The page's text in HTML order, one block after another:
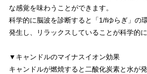
な感覚を味わうことができます。
科学的に脳波を診断すると「1/fゆらぎ」の
発生し、リラックスしていることが科学的
▼キャンドルのマイナスイオン効果
キャンドルが燃焼すると二酸化炭素と水が発